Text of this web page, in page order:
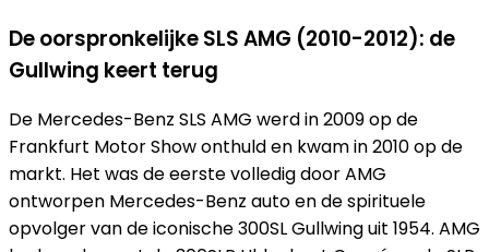
De oorspronkelijke SLS AMG (2010-2012): de
Gullwing keert terug
De Mercedes-Benz SLS AMG werd in 2009 op de
Frankfurt Motor Show onthuld en kwam in 2010 op de
markt. Het was de eerste volledig door AMG
ontworpen Mercedes-Benz auto en de spirituele
opvolger van de iconische 300SL Gullwing uit 1954. AMG